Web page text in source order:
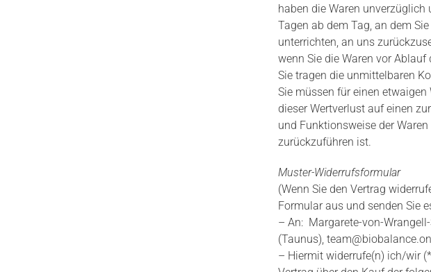
haben die Waren
Tagen ab dem Tag, an dem
unterrichten, an uns
wenn Sie die Waren vor
Sie tragen die unmittelbaren
Sie müssen für einen
dieser Wertverlust auf einen
und Funktionsweise der
zurückzuführen ist.
Muster-Widerrufsformular
(Wenn Sie den Vertrag
Formular aus und senden Sie
– An: Margarete-von-
(Taunus),
– Hiermit widerrufe(n) ich/wir